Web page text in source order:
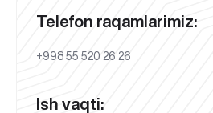
Telefon raqamlarimiz:
+998 55 520 26 26
Ish vaqti: